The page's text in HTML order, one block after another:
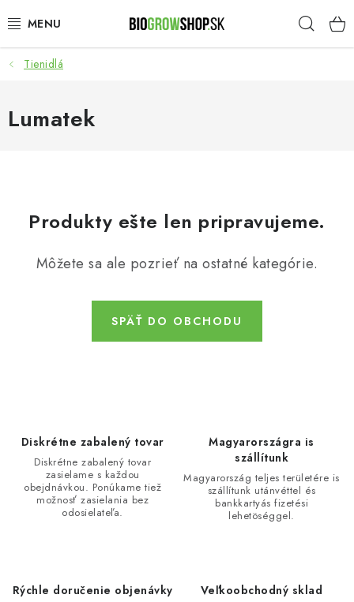
na
PESTOVANIE
TOTÁLNY VÝPREDAJ
50% ZĽAVA NA SEMENÁ
Platba a dodanie
Podmienky ochrany osobných údajov
Obchodné podmienky
Tienidlá
Lumatek
Produkty ešte len pripravujeme.
Môžete sa ale pozrieť na ostatné kategórie.
SPÄŤ DO OBCHODU
Diskrétne zabalený tovar
Diskrétne zabalený tovar
zasielame s každou
obejdnávkou. Ponúkame tiež
možnosť zasielania bez
odosielateľa.
Magyarországra is
szállítunk
Magyarország teljes területére is
szállítunk utánvéttel és
bankkartyás fizetési
lehetöséggel.
Rýchle doručenie objenávky Veľkoobchodný sklad